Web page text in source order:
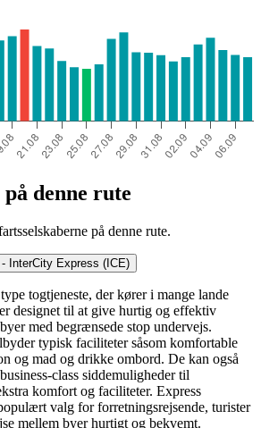
denne rute
på denne rute.
- InterCity Express (ICE)
togtjeneste, der kører i mange lande
designet til at give hurtig og effektiv
med begrænsede stop undervejs.
typisk faciliteter såsom komfortable
og mad og drikke ombord. De kan også
class siddemuligheder til
komfort og faciliteter. Express
valg for forretningsrejsende, turister
mellem byer hurtigt og bekvemt.